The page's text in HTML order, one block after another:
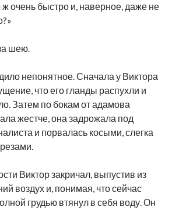
очень быстро и, наверное, даже не
шею.
непонятное. Сначала у Виктора
что его гланды распухли и
Затем по бокам от адамова
жестче, она задрожала под
и порвалась косыми, слегка
Виктор закричал, выпустив из
воздух и, понимая, что сейчас
грудью втянул в себя воду. Он